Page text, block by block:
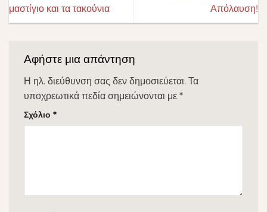
μαστίγιο και τα τακούνια
Απόλαυση!
Αφήστε μια απάντηση
Η ηλ. διεύθυνση σας δεν δημοσιεύεται. Τα
υποχρεωτικά πεδία σημειώνονται με *
Σχόλιο *